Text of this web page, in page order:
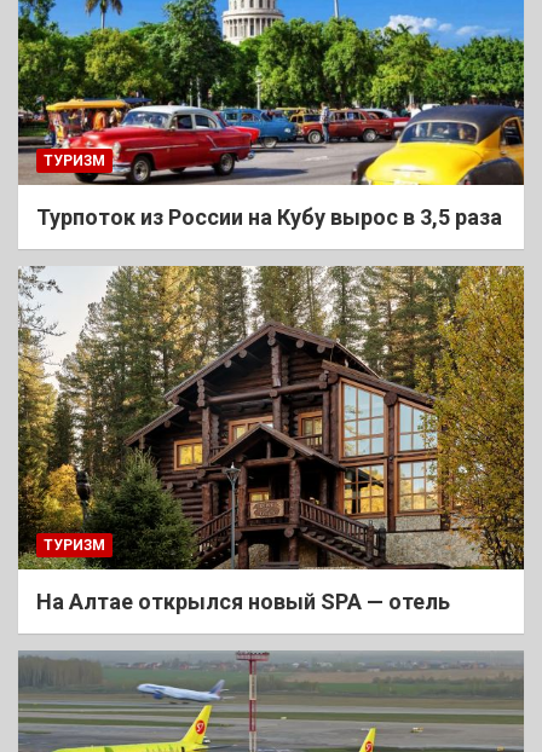
ТУРИЗМ
Турпоток из России на Кубу вырос в 3,5 раза
ТУРИЗМ
На Алтае открылся новый SPA — отель